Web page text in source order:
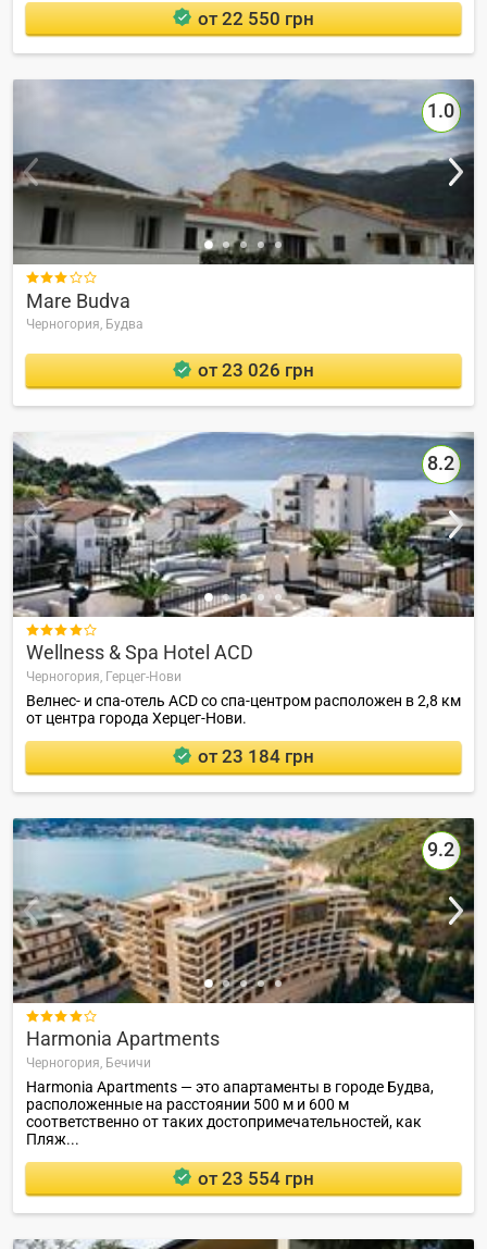
от 22 550 грн
1.0

Mare Budva
Черногория, Будва
от 23 026 грн
8.2

Wellness & Spa Hotel ACD
Черногория, Герцег-Нови
Велнес- и спа-отель ACD со спа-центром расположен в 2,8 км
от центра города Херцег-Нови.
от 23 184 грн
9.2

Harmonia Apartments
Черногория, Бечичи
Harmonia Apartments — это апартаменты в городе Будва,
расположенные на расстоянии 500 м и 600 м
соответственно от таких достопримечательностей, как
Пляж...
от 23 554 грн